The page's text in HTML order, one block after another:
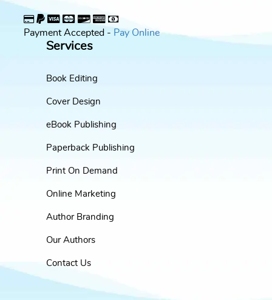
Payment Accepted - Pay Online
Services
Book Editing
Cover Design
eBook Publishing
Paperback Publishing
Print On Demand
Online Marketing
Author Branding
Our Authors
Contact Us